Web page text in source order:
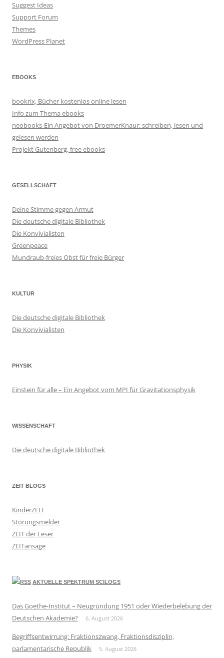
Suggest Ideas
Support Forum
Themes
WordPress Planet
EBOOKS
bookrix, Bücher kostenlos online lesen
Info zum Thema ebooks
neobooks-Ein Angebot von DroemerKnaur: schreiben, lesen und
gelesen werden
Projekt Gutenberg, free ebooks
GESELLSCHAFT
Deine Stimme gegen Armut
Die deutsche digitale Bibliothek
Die Konvivialisten
Greenpeace
Mundraub-freies Obst für freie Bürger
KULTUR
Die deutsche digitale Bibliothek
Die Konvivialisten
PHYSIK
Einstein für alle – Ein Angebot vom MPI für Gravitationsphysik
WISSENSCHAFT
Die deutsche digitale Bibliothek
ZEIT BLOGS
KinderZEIT
Störungsmelder
ZEIT der Leser
ZEITansage
AKTUELLE SPEKTRUM SCILOGS
Das Goethe-Institut – Neugründung 1951 oder Wiederbelebung der
Deutschen Akademie?
6. August 2026
Begriffsentwirrung: Fraktionszwang, Fraktionsdisziplin,
parlamentarische Republik
5. August 2026